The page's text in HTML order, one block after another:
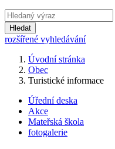
Hledat
rozšířené vyhledávání
Úvodní stránka
Obec
Turistické informace
Úřední deska
Akce
Mateřská škola
fotogalerie